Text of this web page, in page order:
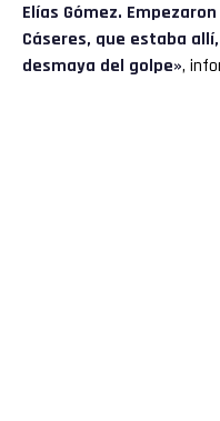
Elías Gómez.
Cáseres, que estaba
desmaya del golpe»,